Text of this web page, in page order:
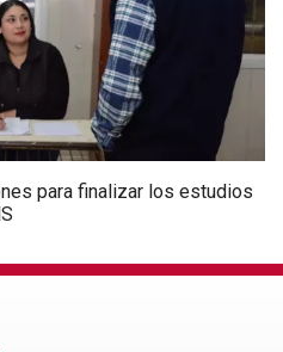
para finalizar los estudios